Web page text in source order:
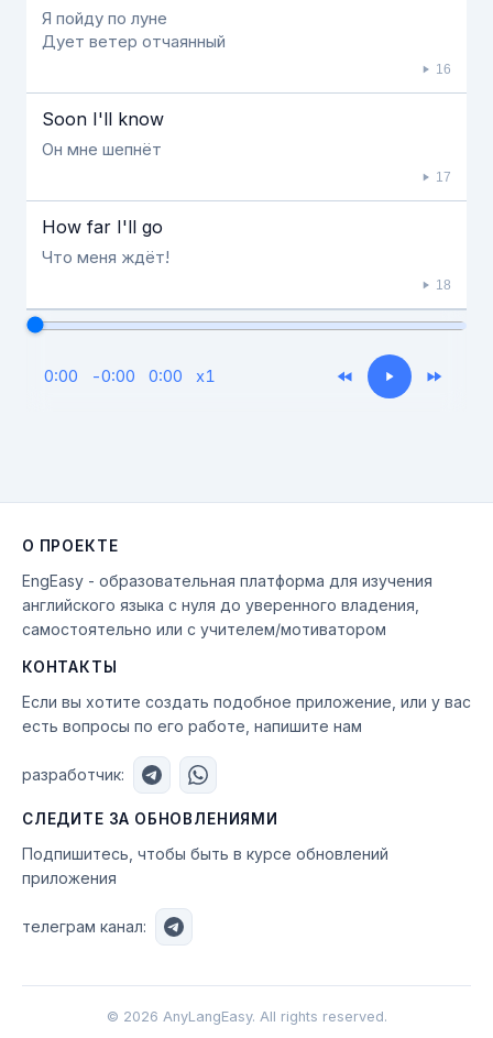
Я пойду по луне
Дует ветер отчаянный
16
Soon I'll know
Он мне шепнёт
17
How far I'll go
Что меня ждёт!
18
0:00 -0:00 0:00 x1
О ПРОЕКТЕ
EngEasy - образовательная платформа для изучения
английского языка с нуля до уверенного владения,
самостоятельно или с учителем/мотиватором
КОНТАКТЫ
Если вы хотите создать подобное приложение, или у вас
есть вопросы по его работе, напишите нам
разработчик:
СЛЕДИТЕ ЗА ОБНОВЛЕНИЯМИ
Подпишитесь, чтобы быть в курсе обновлений
приложения
телеграм канал:
© 2026 AnyLangEasy. All rights reserved.